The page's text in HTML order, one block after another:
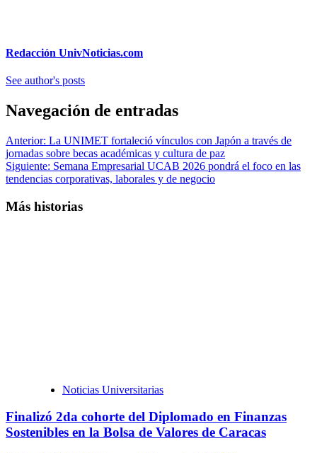
Redacción UnivNoticias.com
See author's posts
Navegación de entradas
Anterior: La UNIMET fortaleció vínculos con Japón a través de
jornadas sobre becas académicas y cultura de paz
Siguiente: Semana Empresarial UCAB 2026 pondrá el foco en las
tendencias corporativas, laborales y de negocio
Más historias
Noticias Universitarias
Finalizó 2da cohorte del Diplomado en Finanzas
Sostenibles en la Bolsa de Valores de Caracas